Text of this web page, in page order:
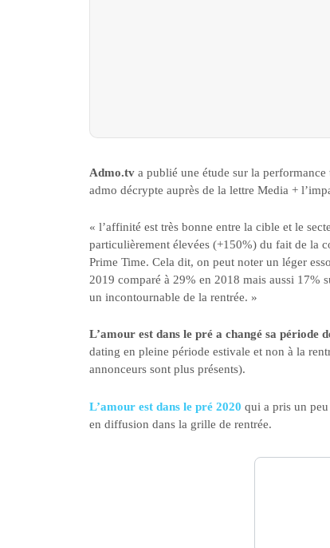
Admo.tv a publié une étude sur la
admo décrypte auprès de la lettre Media +
« l’affinité est très bonne entre la cible et le
particulièrement élevées (+150%) du fait de la
Prime Time. Cela dit, on peut noter un léger
2019 comparé à 29% en 2018 mais aussi 17%
un incontournable de la rentrée. »
L’amour est dans le pré a changé sa période
dating en pleine période estivale et non à la
annonceurs sont plus présents).
L’amour est dans le pré 2020 qui a pris un
en diffusion dans la grille de rentrée.